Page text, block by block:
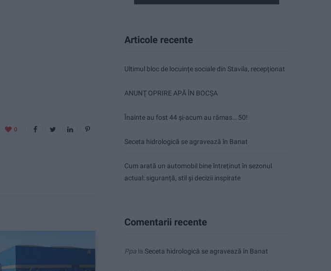
0
Articole recente
Ultimul bloc de locuințe sociale din Stavila, recepționat
ANUNŢ OPRIRE APĂ ÎN BOCȘA
Înainte au fost 44 și-acum au rămas… 50!
Seceta hidrologică se agravează în Banat
Cum arată un automobil bine întreținut în sezonul
actual: siguranță, stil și decizii inspirate
Comentarii recente
Ppa la Seceta hidrologică se agravează în Banat